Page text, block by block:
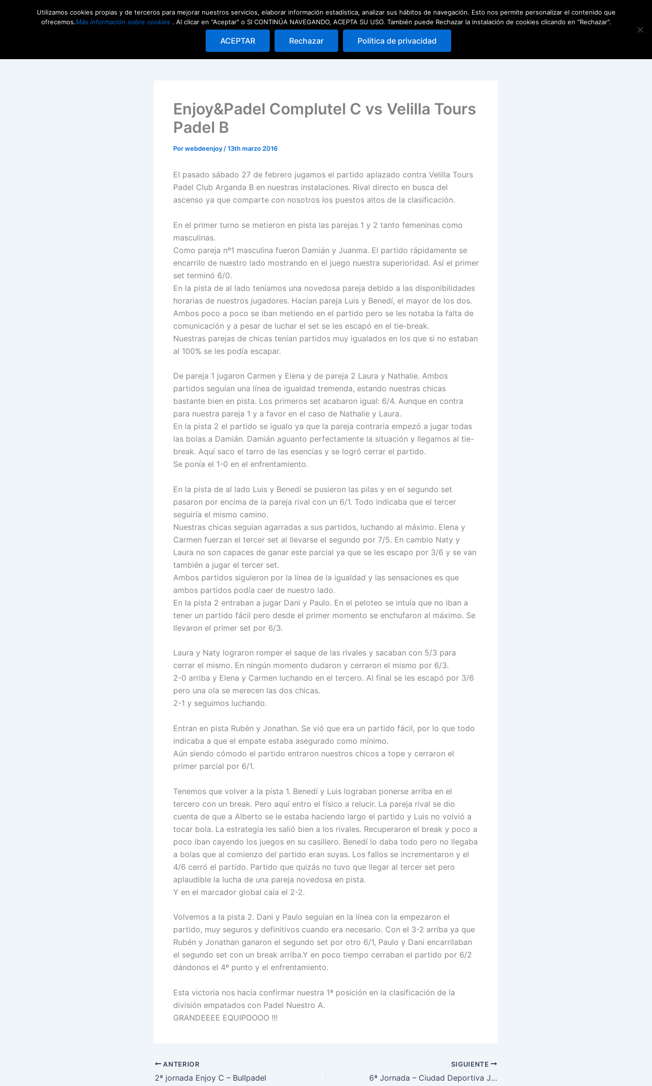
Competiciones Comunidad Escuela de pádel Quedadas
0
CarritoReservar
Enjoy&Padel Complutel C vs Velilla Tours
Padel B
Porwebdeenjoy /13th marzo 2016
El pasado sábado 27 de febrero jugamos el partido aplazado contra Velilla Tours
Padel Club Arganda B en nuestras instalaciones. Rival directo en busca del
ascenso ya que comparte con nosotros los puestos altos de la clasificación.
En el primer turno se metieron en pista las parejas 1 y 2 tanto femeninas como
masculinas.
Como pareja nº1 masculina fueron Damián y Juanma. El partido rápidamente se
encarrilo de nuestro lado mostrando en el juego nuestra superioridad. Así el primer
set terminó 6/0.
En la pista de al lado teníamos una novedosa pareja debido a las disponibilidades
horarias de nuestros jugadores. Hacían pareja Luis y Benedí, el mayor de los dos.
Ambos poco a poco se iban metiendo en el partido pero se les notaba la falta de
comunicación y a pesar de luchar el set se les escapó en el tie-break.
Nuestras parejas de chicas tenían partidos muy igualados en los que si no estaban
al 100% se les podía escapar.
De pareja 1 jugaron Carmen y Elena y de pareja 2 Laura y Nathalie. Ambos
partidos seguían una línea de igualdad tremenda, estando nuestras chicas
bastante bien en pista. Los primeros set acabaron igual: 6/4. Aunque en contra
para nuestra pareja 1 y a favor en el caso de Nathalie y Laura.
En la pista 2 el partido se igualo ya que la pareja contraria empezó a jugar todas
las bolas a Damián. Damián aguanto perfectamente la situación y llegamos al tie-
break. Aquí saco el tarro de las esencias y se logró cerrar el partido.
Se ponía el 1-0 en el enfrentamiento.
En la pista de al lado Luis y Benedí se pusieron las pilas y en el segundo set
pasaron por encima de la pareja rival con un 6/1. Todo indicaba que el tercer
seguiría el mismo camino.
Nuestras chicas seguían agarradas a sus partidos, luchando al máximo. Elena y
Carmen fuerzan el tercer set al llevarse el segundo por 7/5. En cambio Naty y
Laura no son capaces de ganar este parcial ya que se les escapo por 3/6 y se van
también a jugar el tercer set.
Ambos partidos siguieron por la línea de la igualdad y las sensaciones es que
ambos partidos podía caer de nuestro lado.
En la pista 2 entraban a jugar Dani y Paulo. En el peloteo se intuía que no iban a
tener un partido fácil pero desde el primer momento se enchufaron al máximo. Se
llevaron el primer set por 6/3.
Laura y Naty lograron romper el saque de las rivales y sacaban con 5/3 para
cerrar el mismo. En ningún momento dudaron y cerraron el mismo por 6/3.
2-0 arriba y Elena y Carmen luchando en el tercero. Al final se les escapó por 3/6
pero una ola se merecen las dos chicas.
2-1 y seguimos luchando.
Entran en pista Rubén y Jonathan. Se vió que era un partido fácil, por lo que todo
indicaba a que el empate estaba asegurado como mínimo.
Aún siendo cómodo el partido entraron nuestros chicos a tope y cerraron el
primer parcial por 6/1.
Tenemos que volver a la pista 1. Benedí y Luis lograban ponerse arriba en el
tercero con un break. Pero aquí entro el físico a relucir. La pareja rival se dio
cuenta de que a Alberto se le estaba haciendo largo el partido y Luis no volvió a
tocar bola. La estrategia les salió bien a los rivales. Recuperaron el break y poco a
poco iban cayendo los juegos en su casillero. Benedí lo daba todo pero no llegaba
a bolas que al comienzo del partido eran suyas. Los fallos se incrementaron y el
4/6 cerró el partido. Partido que quizás no tuvo que llegar al tercer set pero
aplaudible la lucha de una pareja novedosa en pista.
Y en el marcador global caía el 2-2.
Volvemos a la pista 2. Dani y Paulo seguían en la línea con la empezaron el
partido, muy seguros y definitivos cuando era necesario. Con el 3-2 arriba ya que
Rubén y Jonathan ganaron el segundo set por otro 6/1, Paulo y Dani encarrilaban
el segundo set con un break arriba.Y en poco tiempo cerraban el partido por 6/2
dándonos el 4º punto y el enfrentamiento.
Esta victoria nos hacía confirmar nuestra 1ª posición en la clasificación de la
división empatados con Padel Nuestro A.
GRANDEEEE EQUIPOOOO !!!
ANTERIOR
2ª jornada Enjoy C – Bullpadel
SIGUIENTE
6ª Jornada – Ciudad Deportiva Jarama A vs Enjoy&padel Complutel C
Utilizamos cookies propias y de terceros para mejorar nuestros servicios, elaborar información estadística, analizar sus hábitos de navegación. Esto nos permite personalizar el contenido que
ofrecemos.Más información sobre cookies. Al clicar en "Aceptar" o SI CONTINÚA NAVEGANDO, ACEPTA SU USO. También puede Rechazar la instalación de cookies clicando en “Rechazar".
ACEPTAR Rechazar Política de privacidad